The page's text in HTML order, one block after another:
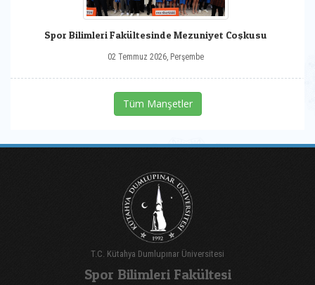
Spor Bilimleri Fakültesinde Mezuniyet Coşkusu
02 Temmuz 2026, Perşembe
Tüm Manşetler
T.C. Kütahya Dumlupınar Üniversitesi
Spor Bilimleri Fakültesi